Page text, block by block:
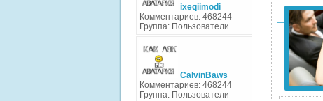
ixeqiimodi
Комментариев: 468244
Группа: Пользователи
CalvinBaws
Комментариев: 468244
Группа: Пользователи